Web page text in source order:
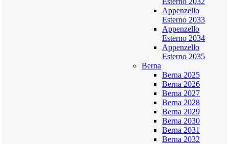
Appenzello
Esterno 2033
Appenzello
Esterno 2034
Appenzello
Esterno 2035
Berna
Berna 2025
Berna 2026
Berna 2027
Berna 2028
Berna 2029
Berna 2030
Berna 2031
Berna 2032